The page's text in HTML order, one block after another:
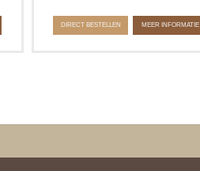
DIRECT BESTELLEN MEER INFORMATIE